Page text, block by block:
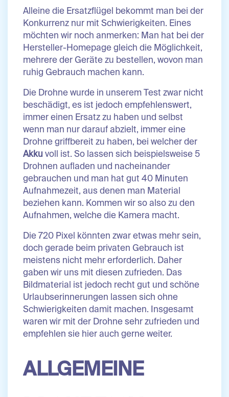
Alleine die Ersatzflügel bekommt man bei der
Konkurrenz nur mit Schwierigkeiten. Eines
möchten wir noch anmerken: Man hat bei der
Hersteller-Homepage gleich die Möglichkeit,
mehrere der Geräte zu bestellen, wovon man
ruhig Gebrauch machen kann.
Die Drohne wurde in unserem Test zwar nicht
beschädigt, es ist jedoch empfehlenswert,
immer einen Ersatz zu haben und selbst
wenn man nur darauf abzielt, immer eine
Drohne griffbereit zu haben, bei welcher der
Akku voll ist. So lassen sich beispielsweise 5
Drohnen aufladen und nacheinander
gebrauchen und man hat gut 40 Minuten
Aufnahmezeit, aus denen man Material
beziehen kann. Kommen wir so also zu den
Aufnahmen, welche die Kamera macht.
Die 720 Pixel könnten zwar etwas mehr sein,
doch gerade beim privaten Gebrauch ist
meistens nicht mehr erforderlich. Daher
gaben wir uns mit diesen zufrieden. Das
Bildmaterial ist jedoch recht gut und schöne
Urlaubserinnerungen lassen sich ohne
Schwierigkeiten damit machen. Insgesamt
waren wir mit der Drohne sehr zufrieden und
empfehlen sie hier auch gerne weiter.
ALLGEMEINE